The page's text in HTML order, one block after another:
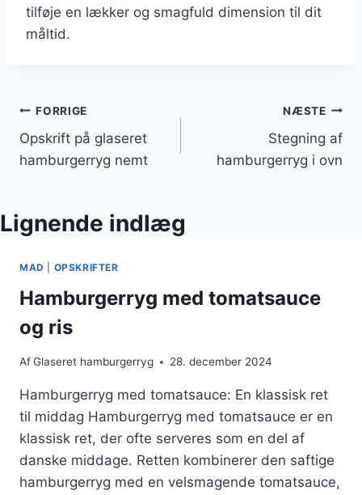
tilføje en lækker og smagfuld dimension til dit
måltid.
Indlægsnavigation
FORRIGE
Opskrift på glaseret
hamburgerryg nemt
NÆSTE
Stegning af
hamburgerryg i ovn
Lignende indlæg
MAD OPSKRIFTER
Hamburgerryg med tomatsauce
og ris
AfGlaseret hamburgerryg 28. december 2024
Hamburgerryg med tomatsauce: En klassisk ret
til middag Hamburgerryg med tomatsauce er en
klassisk ret, der ofte serveres som en del af
danske middage. Retten kombinerer den saftige
hamburgerryg med en velsmagende tomatsauce,